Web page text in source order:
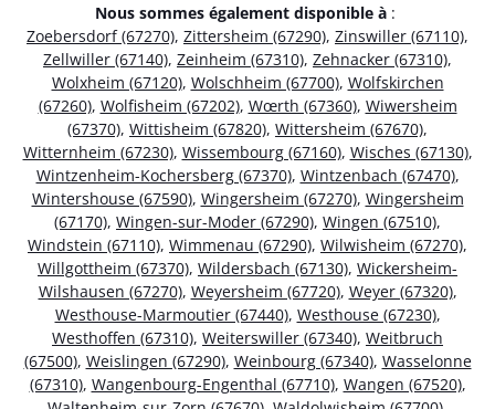
Nous sommes également disponible à :
Zoebersdorf (67270), Zittersheim (67290), Zinswiller (67110),
Zellwiller (67140), Zeinheim (67310), Zehnacker (67310),
Wolxheim (67120), Wolschheim (67700), Wolfskirchen
(67260), Wolfisheim (67202), Wœrth (67360), Wiwersheim
(67370), Wittisheim (67820), Wittersheim (67670),
Witternheim (67230), Wissembourg (67160), Wisches (67130),
Wintzenheim-Kochersberg (67370), Wintzenbach (67470),
Wintershouse (67590), Wingersheim (67270), Wingersheim
(67170), Wingen-sur-Moder (67290), Wingen (67510),
Windstein (67110), Wimmenau (67290), Wilwisheim (67270),
Willgottheim (67370), Wildersbach (67130), Wickersheim-
Wilshausen (67270), Weyersheim (67720), Weyer (67320),
Westhouse-Marmoutier (67440), Westhouse (67230),
Westhoffen (67310), Weiterswiller (67340), Weitbruch
(67500), Weislingen (67290), Weinbourg (67340), Wasselonne
(67310), Wangenbourg-Engenthal (67710), Wangen (67520),